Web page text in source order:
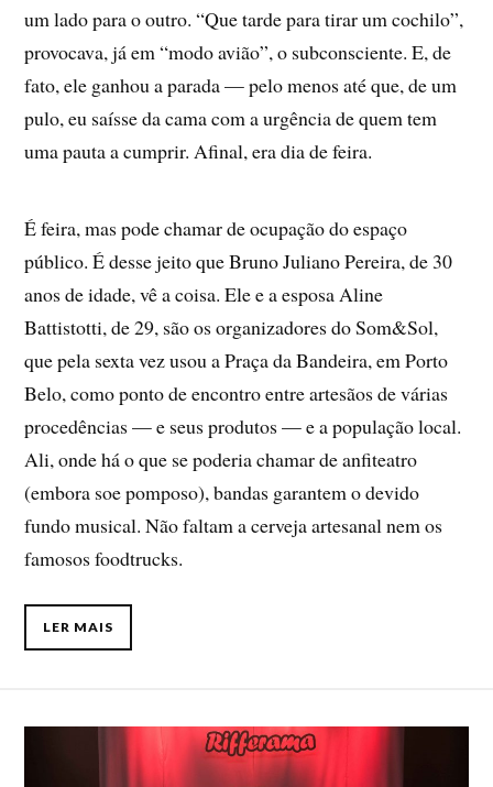
um lado para o outro. “Que tarde para tirar um cochilo”,
provocava, já em “modo avião”, o subconsciente. E, de
fato, ele ganhou a parada — pelo menos até que, de um
pulo, eu saísse da cama com a urgência de quem tem
uma pauta a cumprir. Afinal, era dia de feira.
É feira, mas pode chamar de ocupação do espaço
público. É desse jeito que Bruno Juliano Pereira, de 30
anos de idade, vê a coisa. Ele e a esposa Aline
Battistotti, de 29, são os organizadores do Som&Sol,
que pela sexta vez usou a Praça da Bandeira, em Porto
Belo, como ponto de encontro entre artesãos de várias
procedências — e seus produtos — e a população local.
Ali, onde há o que se poderia chamar de anfiteatro
(embora soe pomposo), bandas garantem o devido
fundo musical. Não faltam a cerveja artesanal nem os
famosos foodtrucks.
LER MAIS